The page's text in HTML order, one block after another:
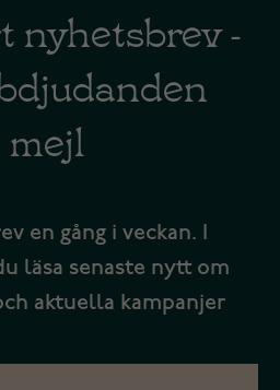
nyhetsbrev -
en gång i veckan. I
läsa senaste nytt om
aktuella kampanjer